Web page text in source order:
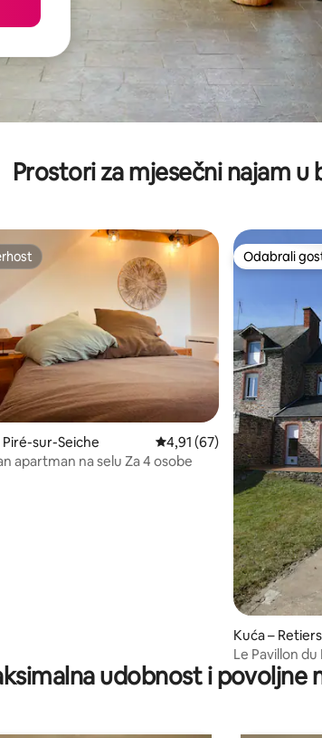
Prostori za mjesečni najam u
5/5, recenzija: 6
Piré-sur-Seiche Prosječna ocjena: 4,91/5,
4,91 (67)
apartman na selu Za 4 osobe
Odabrali
Odabrali
Kuća – Retiers
Le Pavillon du
udobnost i povoljne